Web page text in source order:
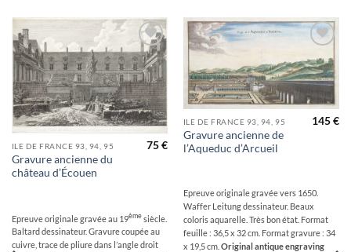
Ajouter
à la
wishlist
ILE DE FRANCE 93, 94, 95
Gravure ancienne du
château d’Écouen
75€
Epreuve originale gravée au 19èmesiècle.
Baltard dessinateur. Gravure coupée au
cuivre, trace de pliure dans l’angle droit
Ajouter
à la
wishlist
ILE DE FRANCE 93, 94, 95
Gravure ancienne de
l’Aqueduc d’Arcueil
145€
Epreuve originale gravée vers 1650.
Waffer Leitung dessinateur. Beaux
coloris aquarelle. Très bon état. Format
feuille : 36,5 x 32 cm. Format gravure : 34
x 19,5 cm. Original antique engraving